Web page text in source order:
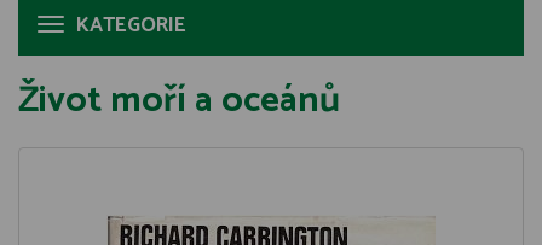
KATEGORIE
Život moří a oceánů